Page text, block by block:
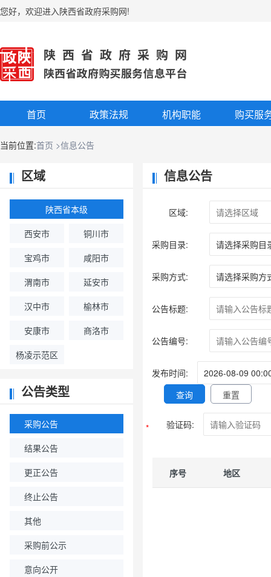
您好， 欢迎进入陕西省政府采购网!
首页 政策法规 机构职能 购买服
当前位置:首页 >信息公告
区域
陕西省本级
西安市
铜川市
宝鸡市
咸阳市
渭南市
延安市
汉中市
榆林市
安康市
商洛市
杨凌示范区
公告类型
采购公告
结果公告
更正公告
终止公告
其他
采购前公示
意向公开
信息公告
区域:
采购目录:
采购方式:
公告标题:
公告编号:
发布时间:
查询
重置
* 验证码:
序号 地区